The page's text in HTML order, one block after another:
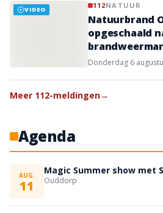
VIDEO 112NATUUR
Natuurbrand
opgeschaald
donderdag 6
Meer 112-meldingen→
Agenda
AUG.
11
Magic Summer show met
Ouddorp